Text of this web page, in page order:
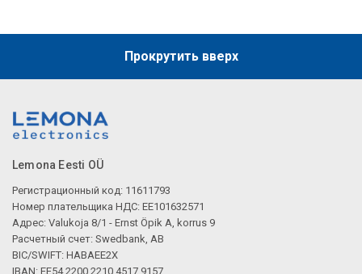
Описание искусственного интеллекта Прокрутить вверх
Lemona Eesti OÜ
Регистрационный код: 11611793
Номер плательщика НДС: EE101632571
Адрес: Valukoja 8/1 - Ernst Öpik A, korrus 9
Расчетный счет: Swedbank, AB
BIC/SWIFT: HABAEE2X
IBAN: EE54 2200 2210 4517 9157